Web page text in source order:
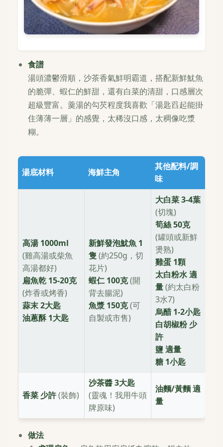
食譜
湯頭濃鬱滑順，沙茶香氣鮮明霸道，搭配新鮮魷魚
的脆彈、蝦仁的鮮甜，還有白菜的清甜，口感層次
超級豐富。羹湯的勾芡程度我喜歡「湯匙舀起能掛
住薄薄一層」的感覺，太稀沒口感，太稠像吃漿
糊。
湯底材料 海鮮主角
其他配料/調
味
高湯 1000ml
(雞高湯或柴魚
高湯都好)
扁魚乾 15-20克
(炸香或烤香)
蒜末 2大匙
油蔥酥 1大匙
新鮮發泡魷魚 1
隻 (約250g，切
花片)
蝦仁 100克(開
背去腸泥)
魚漿 150克(可
自製或市售)
大白菜 3-4葉
(切塊)
筍絲 50克
(罐頭或新鮮
燙熟)
雞蛋 1顆
太白粉水 適
量(約太白粉
3水7)
烏醋 1-2小匙
白胡椒粉 少
許
鹽 適量
糖 1小匙
香菜 少許(裝飾)
沙茶醬 3大匙
(靈魂！我用牛頭
牌原味)
油麵/黃麵 適
量
做法